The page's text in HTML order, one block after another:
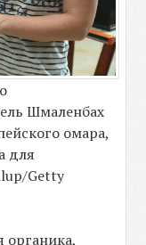
Шмаленбах
омара,
для
Getty
органика,